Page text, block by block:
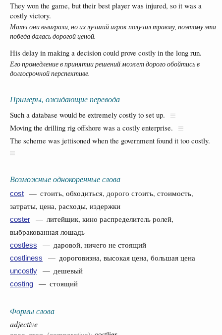
They won the game, but their best player was injured, so it was a
costly victory.
Матч они выиграли, но их лучший игрок получил травму, поэтому эта
победа далась дорогой ценой.
His delay in making a decision could prove costly in the long run.
Его промедление в принятии решений может дорого обойтись в
долгосрочной перспективе.
Примеры, ожидающие перевода
Such a database would be extremely costly to set up.
Moving the drilling rig offshore was a costly enterprise.
The scheme was jettisoned when the government found it too costly.
Возможные однокоренные слова
cost
— стоить, обходиться, дорого стоить, стоимость,
затраты, цена, расходы, издержки
coster
— литейщик, кино распределитель ролей,
выбракованная лошадь
costless — даровой, ничего не стоящий
costliness — дороговизна, высокая цена, большая цена
uncostly — дешевый
costing — стоящий
Формы слова
adjective